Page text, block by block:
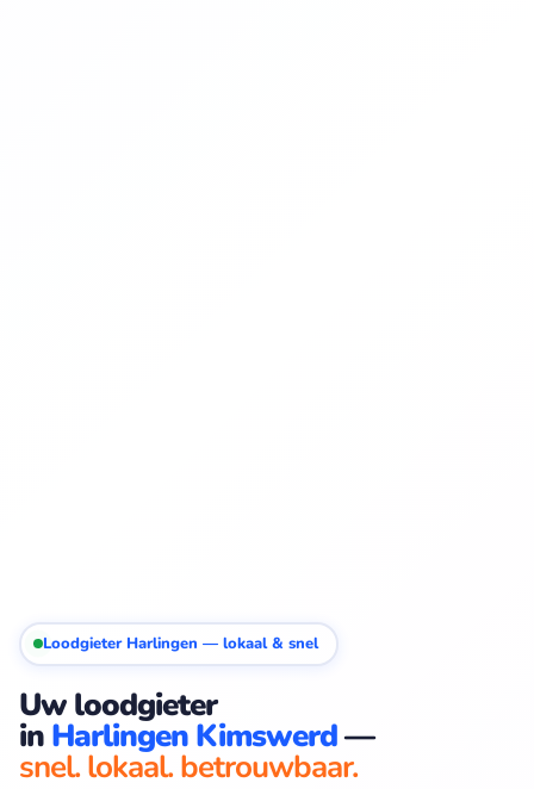
Loodgieter Harlingen — lokaal & snel
Uw loodgieter
in Harlingen Kimswerd—
snel. lokaal. betrouwbaar.